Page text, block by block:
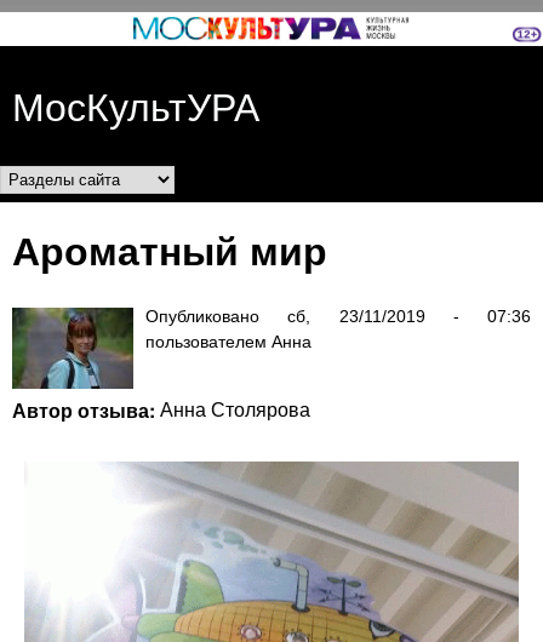
Перейти к основному
МосКультУРА
Разделы сайта
Ароматный мир
Опубликованосб, 23/11/2019 - 07:36
пользователем Анна
Автор отзыва: Анна Столярова